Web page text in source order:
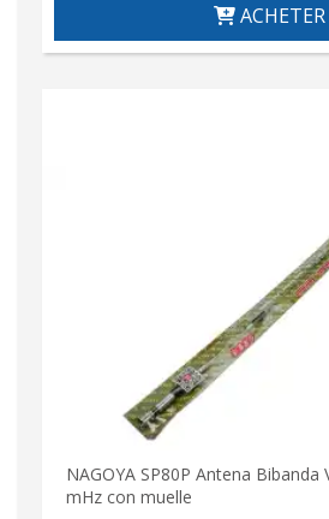
ACHETER
NAGOYA SP80P Antena Bibanda
mHz con muelle